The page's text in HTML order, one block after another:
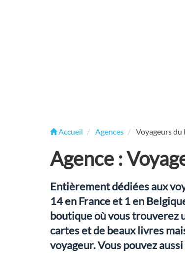
Accueil Agences Voyageurs du
Agence :
Entièrement dédiées aux
14 en France et 1 en
boutique où vous trouverez
cartes et de beaux livres
voyageur. Vous pouvez